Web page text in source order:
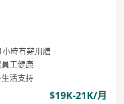
時有薪用膳
工健康
活支持
$19K-21K/月